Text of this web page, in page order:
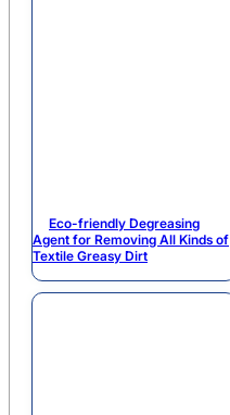
Eco-friendly Degreasing
Agent for Removing All Kinds of
Textile Greasy Dirt